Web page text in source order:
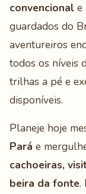
convencional e
guardados do
aventureiros
todos os níveis
trilhas a pé e
disponíveis.
Planeje hoje
Pará e
cachoeiras,
beira da fonte.